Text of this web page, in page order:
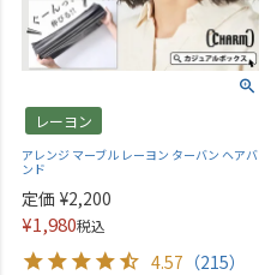
レーヨン
アレンジ マーブル レーヨン ターバン ヘアバ
ンド
定価 ¥2,200
¥1,980税込
4.57 （215）